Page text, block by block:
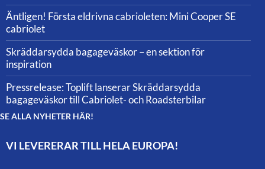
Äntligen! Första eldrivna cabrioleten: Mini Cooper SE
cabriolet
Skräddarsydda bagageväskor – en sektion för
inspiration
Pressrelease: Toplift lanserar Skräddarsydda
bagageväskor till Cabriolet- och Roadsterbilar
SE ALLA NYHETER HÄR!
VI LEVERERAR TILL HELA EUROPA!